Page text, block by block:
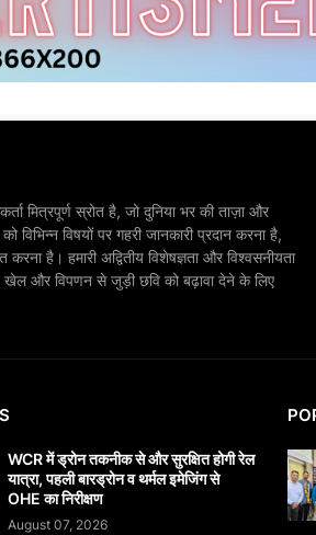
मित्रपूर्ण स्रोत है, जो दुनिया भर की ताज़ा और
विभिन्न विषयों पर गहरी जानकारी प्रदान करना है,
है। हमारी अद्वितीय विशेषज्ञता और विश्वसनीयता
खेल और विपणन से जुड़ी छवि को बढ़ावा देने के लिए
WCR में ड्रोन तकनीक से और सुरक्षित होगी रेल
यात्रा, पहली बारड्रोन व थर्मल इमेजिंग से
OHE का निरीक्षण
August 07, 2026